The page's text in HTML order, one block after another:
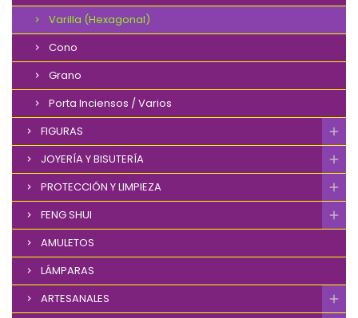
Varilla (Hexagonal)
Cono
Grano
Porta Inciensos / Varios
FIGURAS
JOYERÍA Y BISUTERÍA
PROTECCIÓN Y LIMPIEZA
FENG SHUI
AMULETOS
LÁMPARAS
ARTESANALES